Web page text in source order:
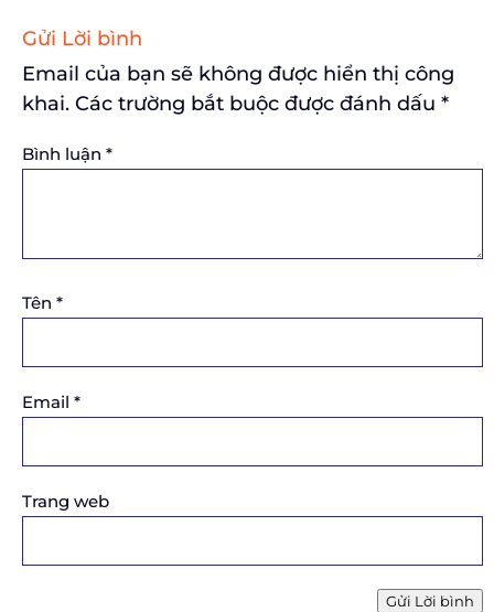
Gửi Lời bình
Email của bạn sẽ không được hiển thị công
khai. Các trường bắt buộc được đánh dấu *
Bình luận *
Tên *
Email *
Trang web
Gửi Lời bình